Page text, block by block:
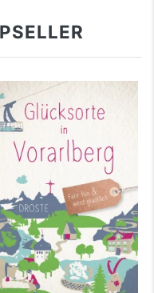
Silke Feltes
Glücksorte in
Vorarlberg
mehr Infos …